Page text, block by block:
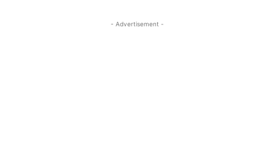
- Advertisement -